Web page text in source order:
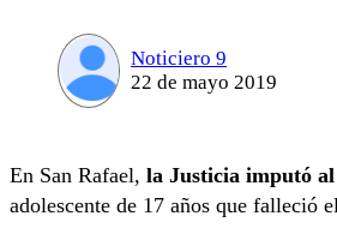
Noticiero 9
22 de mayo 2019
En San Rafael, la Justicia imputó
adolescente de 17 años que falleció